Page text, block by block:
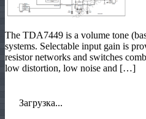
The TDA7449 is a volume tone
systems. Selectable input gain is
resistor networks and switches
low distortion, low noise and […]
Загрузка...